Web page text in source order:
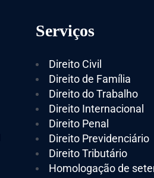
Serviços
Direito Civil
Direito de Família
Direito do Trabalho
Direito Internacional
Direito Penal
Direito Previdenciário
Direito Tributário
Homologação de